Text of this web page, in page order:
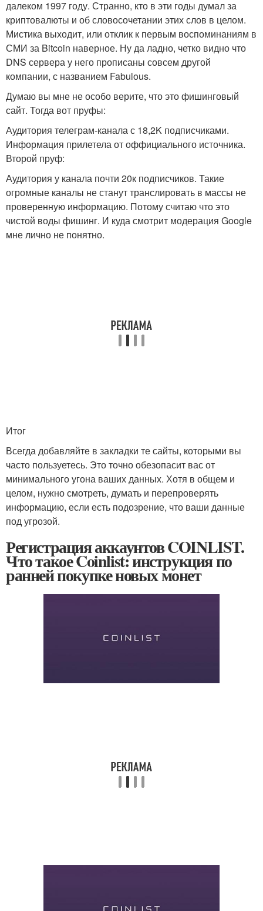
далеком 1997 году. Странно, кто в эти годы думал за
криптовалюты и об словосочетании этих слов в целом.
Мистика выходит, или отклик к первым воспоминаниям в
СМИ за Bitcoin наверное. Ну да ладно, четко видно что
DNS сервера у него прописаны совсем другой
компании, с названием Fabulous.
Думаю вы мне не особо верите, что это фишинговый
сайт. Тогда вот пруфы:
Аудитория телеграм-канала с 18,2K подписчиками.
Информация прилетела от оффициального источника.
Второй пруф:
Аудитория у канала почти 20к подписчиков. Такие
огромные каналы не станут транслировать в массы не
проверенную информацию. Потому считаю что это
чистой воды фишинг. И куда смотрит модерация Google
мне лично не понятно.
Итог
Всегда добавляйте в закладки те сайты, которыми вы
часто пользуетесь. Это точно обезопасит вас от
минимального угона ваших данных. Хотя в общем и
целом, нужно смотреть, думать и перепроверять
информацию, если есть подозрение, что ваши данные
под угрозой.
Регистрация аккаунтов COINLIST.
Что такое Coinlist: инструкция по
ранней покупке новых монет